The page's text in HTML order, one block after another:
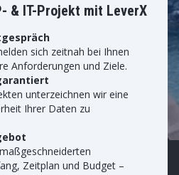
& IT-Projekt mit LeverX
sich zeitnah bei Ihnen
Anforderungen und Ziele.
unterzeichnen wir eine
Ihrer Daten zu
Zeitplan und Budget –